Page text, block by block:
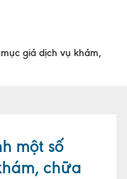
sĩ
giá dịch vụ khám,
một số
chữa